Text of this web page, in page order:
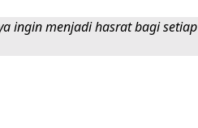
ingin menjadi hasrat bagi setiap